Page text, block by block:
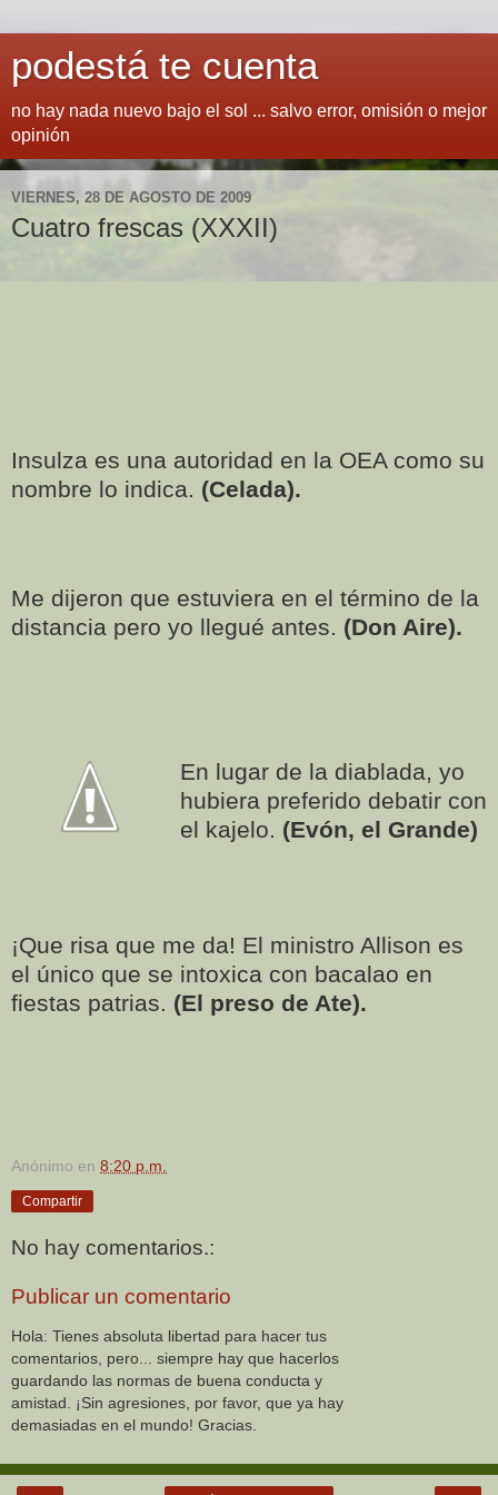
podestá te cuenta
no hay nada nuevo bajo el sol ... salvo error, omisión o mejor
opinión
VIERNES, 28 DE AGOSTO DE 2009
Cuatro frescas (XXXII)
Insulza es una autoridad en la OEA como su
nombre lo indica. (Celada).
Me dijeron que estuviera en el término de la
distancia pero yo llegué antes. (Don Aire).
En lugar de la diablada, yo
hubiera preferido debatir con
el kajelo. (Evón, el Grande)
¡Que risa que me da! El ministro Allison es
el único que se intoxica con bacalao en
fiestas patrias. (El preso de Ate).
Anónimo en 8:20 p.m.
Compartir
No hay comentarios.:
Publicar un comentario
Hola: Tienes absoluta libertad para hacer tus
comentarios, pero... siempre hay que hacerlos
guardando las normas de buena conducta y
amistad. ¡Sin agresiones, por favor, que ya hay
demasiadas en el mundo! Gracias.